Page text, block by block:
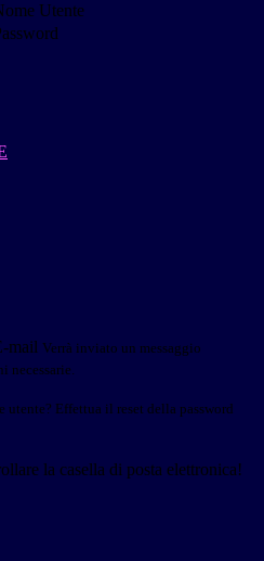
Utente
mail Verrà inviato un messaggio
necessarie.
utente? Effettua il reset della password
la casella di posta elettronica!